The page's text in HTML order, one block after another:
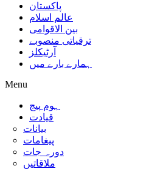
پاکستان
عالم اسلام
بین الاقوامی
ترقیاتی منصوبے
آرٹیکلز
ہمارے بارے میں
Menu
ہوم پیج
قیادت
بیانات
پیغامات
دورہ جات
ملاقاتیں